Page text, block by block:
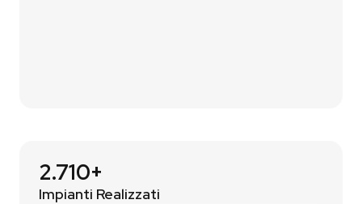
2.710+
Impianti Realizzati